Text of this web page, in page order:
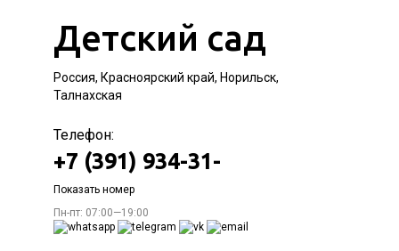
Детский сад
Россия, Красноярский край, Норильск,
Талнахская
Телефон:
+7 (391) 934-31-
Показать номер
Пн-пт: 07:00—19:00